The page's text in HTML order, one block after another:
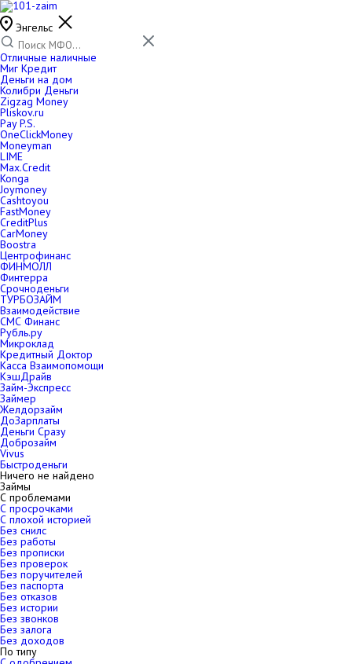
Энгельс
Отличные наличные
Миг Кредит
Деньги на дом
Колибри Деньги
Zigzag Money
Pliskov.ru
Pay P.S.
OneClickMoney
Moneyman
LIME
Max.Credit
Konga
Joymoney
Cashtoyou
FastMoney
CreditPlus
CarMoney
Boostra
Центрофинанс
ФИНМОЛЛ
Финтерра
Срочноденьги
ТУРБОЗАЙМ
Взаимодействие
СМС Финанс
Рубль.ру
Микроклад
Кредитный Доктор
Касса Взаимопомощи
КэшДрайв
Займ-Экспресс
Займер
Желдорзайм
ДоЗарплаты
Деньги Сразу
Доброзайм
Vivus
Быстроденьги
Ничего не найдено
Займы
С проблемами
С просрочками
С плохой историей
Без снилс
Без работы
Без прописки
Без проверок
Без поручителей
Без паспорта
Без отказов
Без истории
Без звонков
Без залога
Без доходов
По типу